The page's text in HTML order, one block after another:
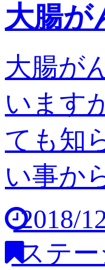
大腸が
大腸が
います
ても知
い事か
2018/
ステー